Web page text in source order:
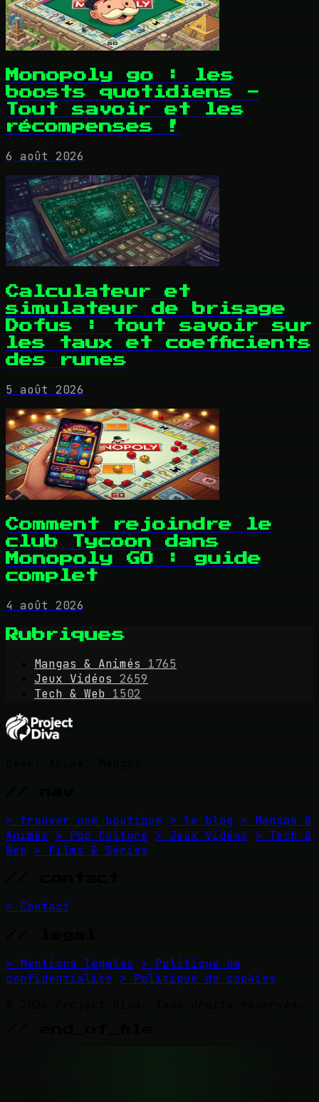
Monopoly go : les
boosts quotidiens -
Tout savoir et les
récompenses !
6 août 2026
Calculateur et
simulateur de brisage
Dofus : tout savoir sur
les taux et coefficients
des runes
5 août 2026
Comment rejoindre le
club Tycoon dans
Monopoly GO : guide
complet
4 août 2026
Rubriques
Mangas & Animés
1765
Jeux Vidéos
2659
Tech & Web 1502
> trouver une boutique > le blog > Mangas &
Animés
> Pop Culture > Jeux Vidéos
> Tech &
Web > Films & Séries
> Contact
> Mentions légales
> Politique de
confidentialité > Politique de cookies